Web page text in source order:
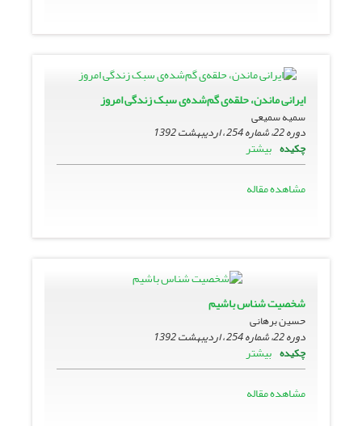
ایرانی ماندن، حلقه‌ی گم‌شده‌ی سبک زندگی امروز
سمیه سمیعی
دوره 22، شماره 254 ، اردیبهشت 1392
چکیده بیشتر
مشاهده مقاله
شخصیت شناس باشیم
حسین برهانی
دوره 22، شماره 254 ، اردیبهشت 1392
چکیده بیشتر
مشاهده مقاله